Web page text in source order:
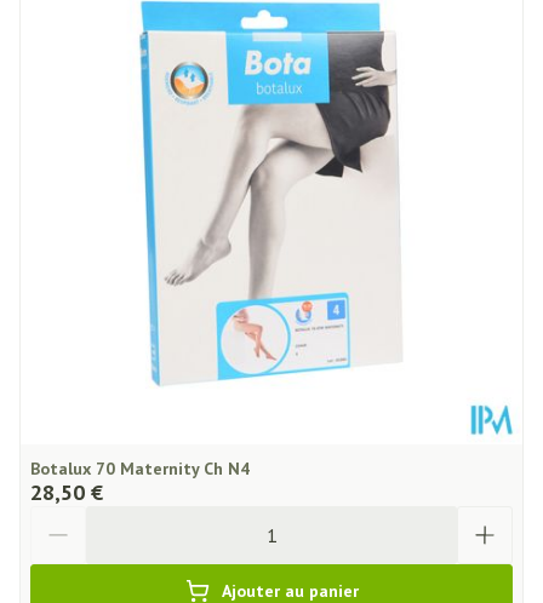
Profondeur 132 mm
Préservation Température ambiante (15°C - 25°C)
Botalux 70 Maternity Ch N4
28,50 €
Ajouter au panier